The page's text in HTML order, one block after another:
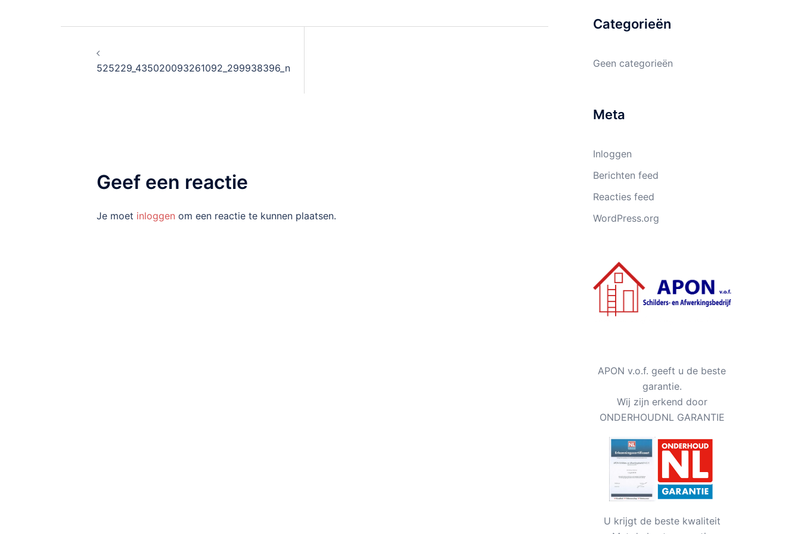
navigatie
525229_435020093261092_299938396_n
Geef een reactie
Je moet inloggen om een reactie te kunnen plaatsen.
Categorieën
Geen categorieën
Meta
Inloggen
Berichten feed
Reacties feed
WordPress.org
APON v.o.f. geeft u de beste
garantie.
Wij zijn erkend door
ONDERHOUDNL GARANTIE
U krijgt de beste kwaliteit